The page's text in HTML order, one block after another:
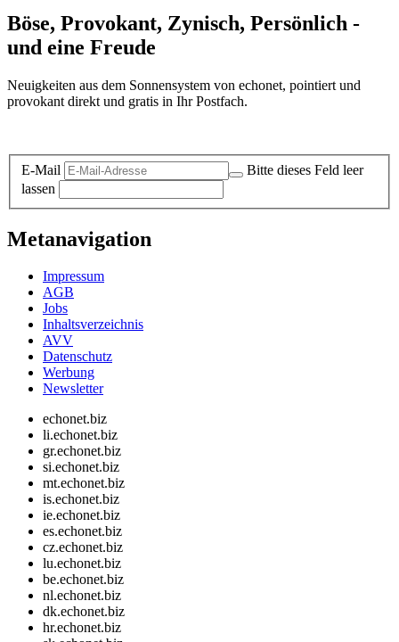
Böse, Provokant, Zynisch, Persönlich -
und eine Freude
Neuigkeiten aus dem Sonnensystem von echonet, pointiert und
provokant direkt und gratis in Ihr Postfach.
E-Mail
Bitte dieses Feld leer
lassen
Metanavigation
Impressum
AGB
Jobs
Inhaltsverzeichnis
AVV
Datenschutz
Werbung
Newsletter
echonet.biz
li.echonet.biz
gr.echonet.biz
si.echonet.biz
mt.echonet.biz
is.echonet.biz
ie.echonet.biz
es.echonet.biz
cz.echonet.biz
lu.echonet.biz
be.echonet.biz
nl.echonet.biz
dk.echonet.biz
hr.echonet.biz